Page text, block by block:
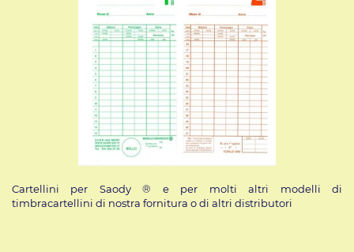
Cartellini per Saody ® e per molti altri modelli di
timbracartellini di nostra fornitura o di altri distributori